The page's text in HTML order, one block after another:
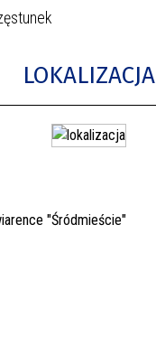
LOKALIZACJA
"Śródmieście"